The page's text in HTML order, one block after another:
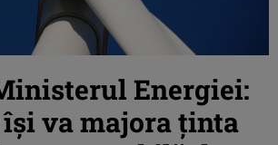
Energiei:
va majora ţinta